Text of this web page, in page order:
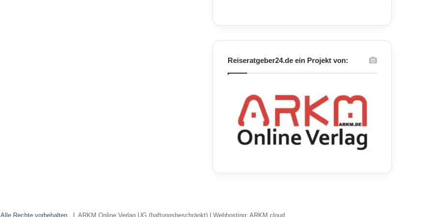
Reiseratgeber24.de ein Projekt von:
Rechte vorbehalten. | ARKM Online Verlag UG (haftungsbeschränkt)| Webhosting: ARKM.cloud